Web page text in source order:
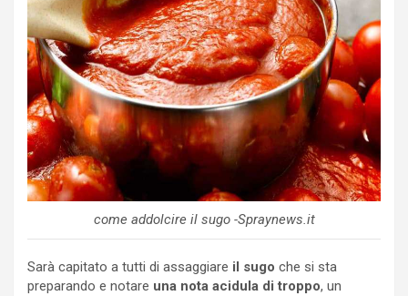
come addolcire il sugo -Spraynews.it
Sarà capitato a tutti di assaggiare il sugo che si sta
preparando e notare una nota acidula di troppo, un